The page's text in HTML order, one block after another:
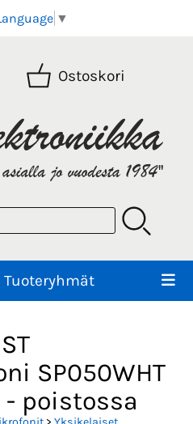
▼
Ostoskori
Tuoteryhmät
SP050WHT
poistossa